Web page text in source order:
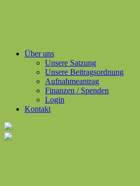
Über uns
Unsere Satzung
Unsere Beitragsordnung
Aufnahmeantrag
Finanzen / Spenden
Login
Kontakt